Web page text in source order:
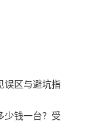
误区与避坑指
少钱一台？受